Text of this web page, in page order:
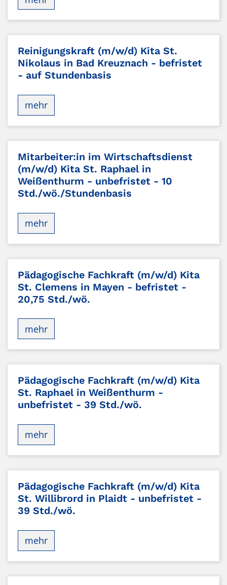
Reinigungskraft (m/w/d) Kita St.
Nikolaus in Bad Kreuznach - befristet
- auf Stundenbasis
mehr
Mitarbeiter:in im Wirtschaftsdienst
(m/w/d) Kita St. Raphael in
Weißenthurm - unbefristet - 10
Std./wö./Stundenbasis
mehr
Pädagogische Fachkraft (m/w/d) Kita
St. Clemens in Mayen - befristet -
20,75 Std./wö.
mehr
Pädagogische Fachkraft (m/w/d) Kita
St. Raphael in Weißenthurm -
unbefristet - 39 Std./wö.
mehr
Pädagogische Fachkraft (m/w/d) Kita
St. Willibrord in Plaidt - unbefristet -
39 Std./wö.
mehr